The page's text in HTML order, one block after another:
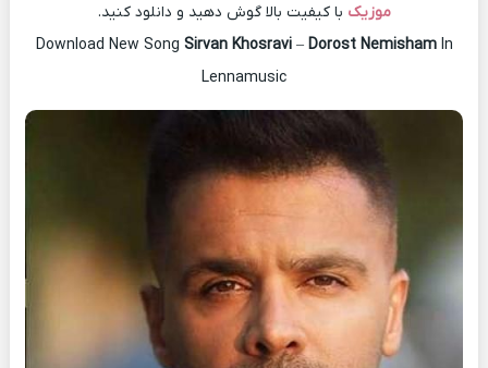
موزیک با کیفیت بالا گوش دهید و دانلود کنید.
Download New Song Sirvan Khosravi– Dorost NemishamIn
Lennamusic